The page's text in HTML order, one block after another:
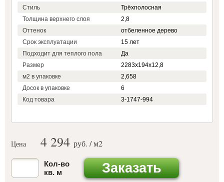
Стиль
Трёхполосная
Толщина верхнего слоя
2,8
Оттенок
отбеленное дерево
Срок эксплуатации
15 лет
Подходит для теплого пола
Да
Размер
2283х194х12,8
м2 в упаковке
2,658
Досок в упаковке
6
Код товара
3-1747-994
Цена 4 294 руб. / м2
Кол-во
кв. м
Заказать